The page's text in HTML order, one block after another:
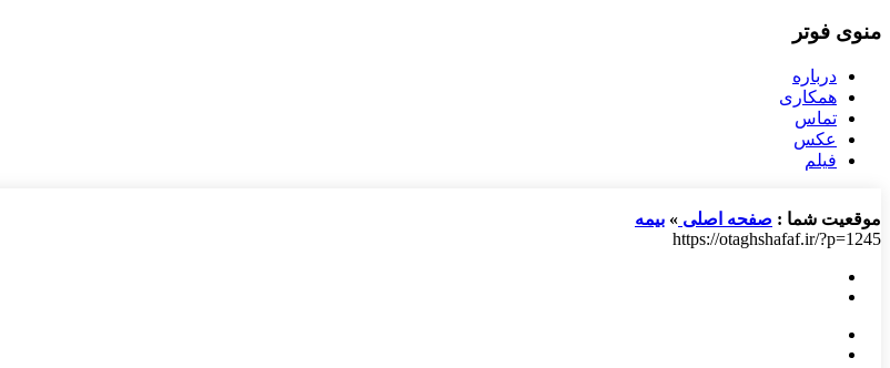
منوی فوتر
درباره
همکاری
تماس
عکس
فیلم
موقعیت شما : صفحه اصلی » بیمه
https://otaghshafaf.ir/?p=1245